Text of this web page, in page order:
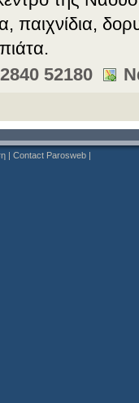
παιχνίδια,
52180
| Contact Parosweb |